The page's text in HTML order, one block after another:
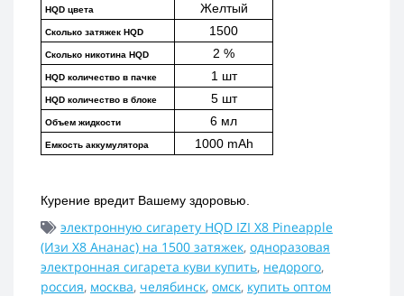
HQD цвета Желтый
Сколько затяжек HQD 1500
Сколько никотина HQD 2 %
HQD количество в пачке 1 шт
HQD количество в блоке 5 шт
Объем жидкости 6 мл
Емкость аккумулятора 1000 mAh
Курение вредит Вашему здоровью.
электронную сигарету HQD IZI X8 Pineapple
(Изи Х8 Ананас) на 1500 затяжек, одноразовая
электронная сигарета куви купить, недорого,
россия, москва, челябинск, омск, купить оптом